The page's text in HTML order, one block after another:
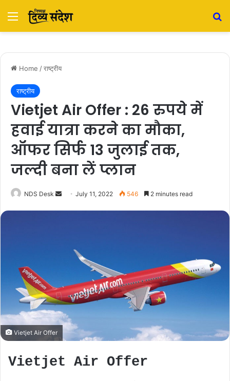
Menu
Home /राष्ट्रीय
राष्ट्रीय
Vietjet Air Offer : 26 रुपये में
हवाई यात्रा करने का मौका,
ऑफर सिर्फ 13 जुलाई तक,
जल्दी बना लें प्लान
NDS Desk
a
i
l
July 11, 2022 546 2 minutes read
Vietjet Air Offer
Vietjet Air Offer